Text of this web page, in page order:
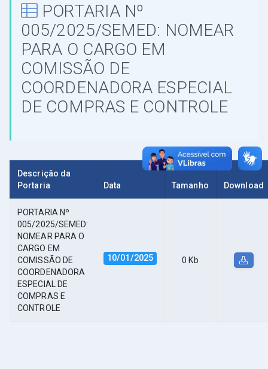
PORTARIA Nº
005/2025/SEMED: NOMEAR
PARA O CARGO EM
COMISSÃO DE
COORDENADORA ESPECIAL
DE COMPRAS E CONTROLE
Descrição da
Portaria
Data Tamanho Download
PORTARIA Nº
005/2025/SEMED:
NOMEAR PARA O
CARGO EM
COMISSÃO DE
COORDENADORA
ESPECIAL DE
COMPRAS E
CONTROLE
10/01/2025 0 Kb